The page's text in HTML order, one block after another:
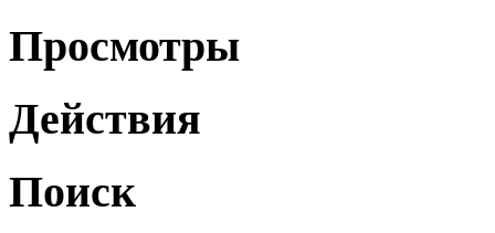
Просмотры
Действия
Поиск